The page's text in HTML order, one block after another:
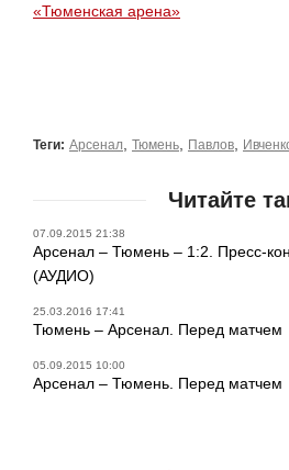
«Тюменская арена»
Теги: Арсенал Тюмень Павлов
Читайте
07.09.2015 21:38
Арсенал – Тюмень – 1:2. Пресс-
(АУДИО)
25.03.2016 17:41
Тюмень – Арсенал. Перед матчем
05.09.2015 10:00
Арсенал – Тюмень. Перед матчем